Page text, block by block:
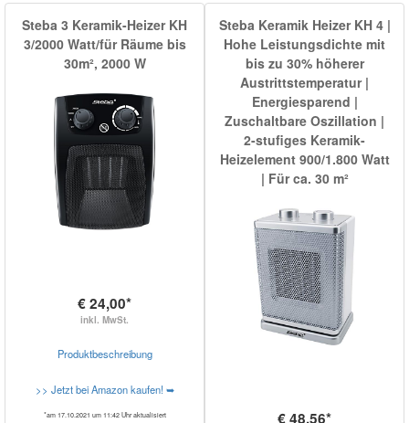
Steba 3 Keramik-Heizer KH
3/2000 Watt/für Räume bis
30m², 2000 W
€ 24,00*
inkl. MwSt.
Produktbeschreibung
>> Jetzt bei Amazon kaufen! ➥
*am 17.10.2021 um 11:42 Uhr aktualisiert
Steba Keramik Heizer KH 4 |
Hohe Leistungsdichte mit
bis zu 30% höherer
Austrittstemperatur |
Energiesparend |
Zuschaltbare Oszillation |
2-stufiges Keramik-
Heizelement 900/1.800 Watt
| Für ca. 30 m²
€ 48,56*